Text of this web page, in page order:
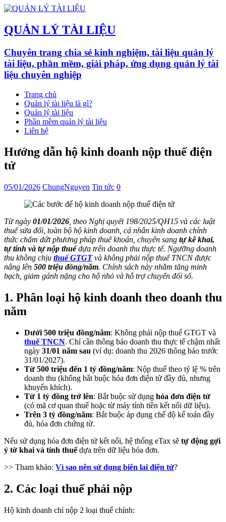
QUẢN LÝ TÀI LIỆU
Chuyên trang chia sẻ kinh nghiệm, tài liệu quản lý
tài liệu, phần mềm, giải pháp, ứng dụng quản lý tài
liệu chuyên nghiệp
Trang chủ
Quản lý tài liệu là gì?
Quản lý tài liệu
Phần mềm quản lý tài liệu
Liên hệ
Hướng dẫn hộ kinh doanh nộp thuế điện
tử
05/01/2026 ChungNguyen Tin tức 0
Từ ngày 01/01/2026 , theo Nghị quyết 198/2025/QH15 và các luật
thuế sửa đổi, toàn bộ hộ kinh doanh, cá nhân kinh doanh chính
thức chấm dứt phương pháp thuế khoán, chuyển sang tự kê khai,
tự tính và tự nộp thuếdựa trên doanh thu thực tế. Ngưỡng doanh
thu không chịu thuế GTGTvà không phải nộp thuế TNCN được
nâng lên 500 triệu đồng/năm. Chính sách này nhằm tăng minh
bạch, giảm gánh nặng cho hộ nhỏ và hỗ trợ chuyển đổi số.
1. Phân loại hộ kinh doanh theo doanh thu
năm
Dưới 500 triệu đồng/năm: Không phải nộp thuế GTGT và
thuế TNCN. Chỉ cần thông báo doanh thu thực tế chậm nhất
ngày 31/01 năm sau (ví dụ: doanh thu 2026 thông báo trước
31/01/2027).
Từ 500 triệu đến 1 tỷ đồng/năm: Nộp thuế theo tỷ lệ % trên
doanh thu (không bắt buộc hóa đơn điện tử đầy đủ, nhưng
khuyến khích).
Từ 1 tỷ đồng trở lên: Bắt buộc sử dụng hóa đơn điện tử
(có mã cơ quan thuế hoặc từ máy tính tiền kết nối dữ liệu).
Trên 3 tỷ đồng/năm: Bắt buộc áp dụng chế độ kế toán đầy
đủ, hóa đơn chứng từ.
Nếu sử dụng hóa đơn điện tử kết nối, hệ thống eTax sẽ tự động gợi
ý tờ khai và tính thuếdựa trên dữ liệu hóa đơn.
>> Tham khảo: Vì sao nên sử dụng biên lai điện tử?
2. Các loại thuế phải nộp
Hộ kinh doanh chỉ nộp 2 loại thuế chính: